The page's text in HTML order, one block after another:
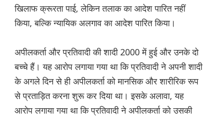
खिलाफ क्रूरता पाई, लेकिन तलाक का आदेश पारित नहीं
किया, बल्कि न्यायिक अलगाव का आदेश पारित किया।
अपीलकर्ता और प्रतिवादी की शादी 2000 में हुई और उनके दो
बच्चे हैं। यह आरोप लगाया गया था कि प्रतिवादी ने अपनी शादी
के अगले दिन से ही अपीलकर्ता को मानसिक और शारीरिक रूप
से प्रताड़ित करना शुरू कर दिया था। इसके अलावा, यह
आरोप लगाया गया था कि प्रतिवादी ने अपीलकर्ता को उसकी